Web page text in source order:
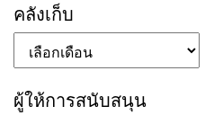
คลังเก็บ
คลัง
เก็บ
ผู้ให้การสนับสนุน